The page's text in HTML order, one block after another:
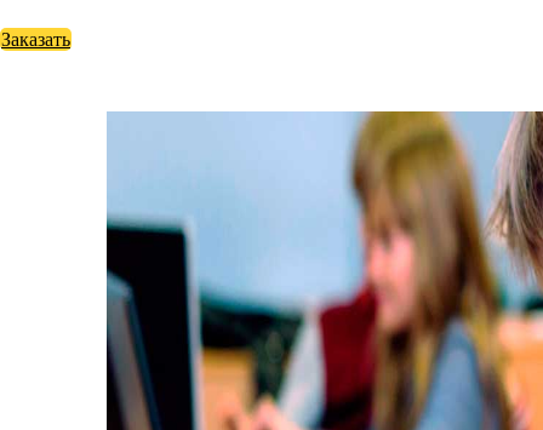
Заказать